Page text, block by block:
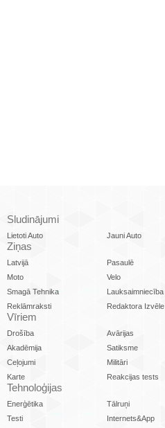
Sludinājumi
Lietoti Auto Jauni Auto
Ziņas
Latvijā Pasaulē
Moto
Velo
Smagā Tehnika
Lauksaimniecība
Reklāmraksti
Redaktora Izvēle
Vīriem
Drošība Avārijas
Akadēmija
Satiksme
Ceļojumi
Militāri
Karte
Reakcijas tests
Tehnoloģijas
Enerģētika Tālruņi
Testi
Internets&App